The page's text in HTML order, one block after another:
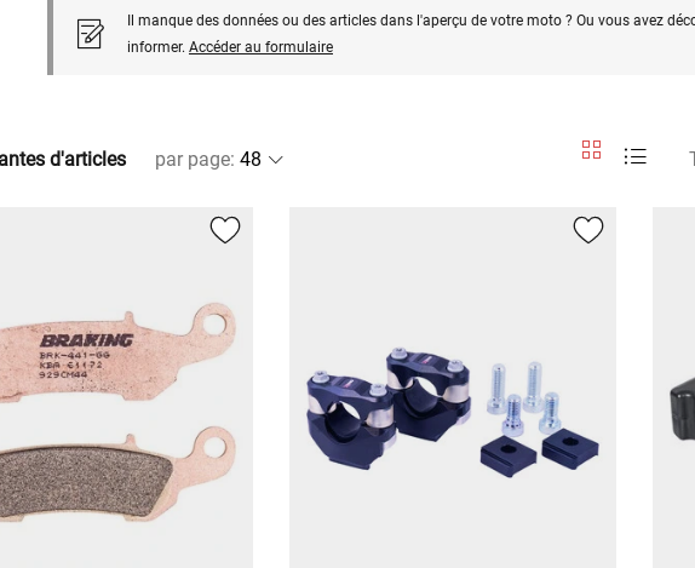
Il manque des données ou des articles dans l'aperçu de votre moto ? Ou vous avez
informer. Accéder au formulaire
d'articles par page: